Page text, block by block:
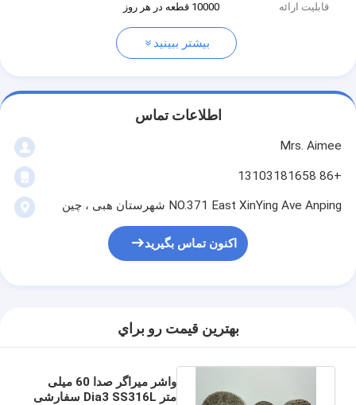
قابلیت ارائه
10000 قطعه در هر روز
بیشتر ببینید
اطلاعات تماس
Mrs. Aimee
+86 13103181658
NO.371 East XinYing Ave Anping شهرستان هبی ، چین
اکنون تماس بگیرید
بهترين قيمت رو براي
واشر میراگر صدا 60 میلی
متر Dia3 SS316L سفارشی